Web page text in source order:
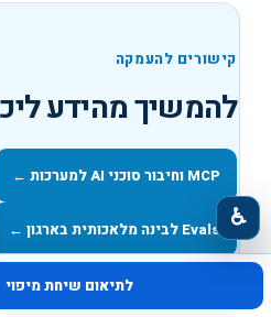
קישורים להעמקה
להמשיך מהידע
MCP וחיבור סוכני AI למערכות ←
Evals לבינה מלאכותית בארגון ←
←
לתיאום שיחת מיפוי
♿